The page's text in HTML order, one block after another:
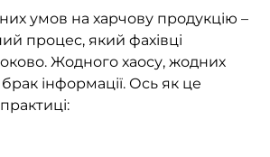
умов на харчову продукцію –
процес, який фахівці
Жодного хаосу, жодних
інформації. Ось як це